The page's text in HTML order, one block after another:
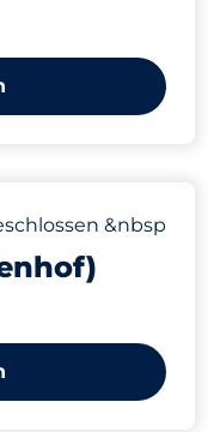
der Parkplätze:
mit
&nbsp